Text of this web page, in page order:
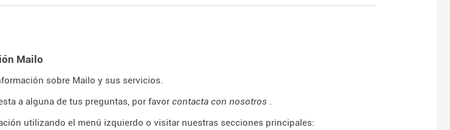
Mailo
sobre Mailo y sus servicios.
a alguna de tus preguntas, por favor contacta con nosotros .
utilizando el menú izquierdo o visitar nuestras secciones principales: